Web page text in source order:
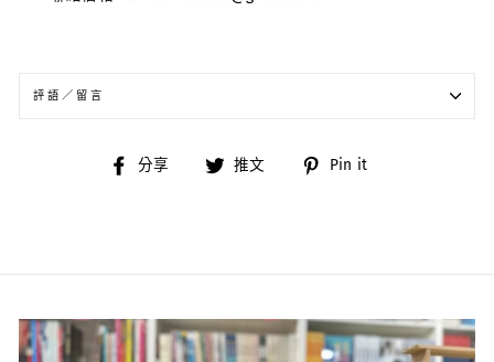
評語／留言
分享 推文 Pin it